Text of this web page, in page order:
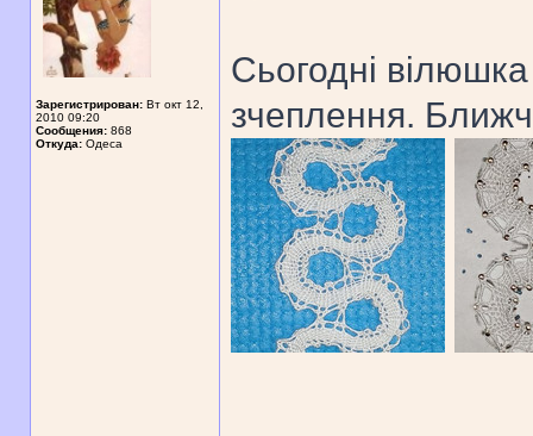
Зарегистрирован: Вт окт 12,
2010 09:20
Сообщения: 868
Откуда: Одеса
Сьогодні
зчеплення.